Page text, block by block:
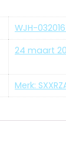
WJH-
24 maart
Merk: